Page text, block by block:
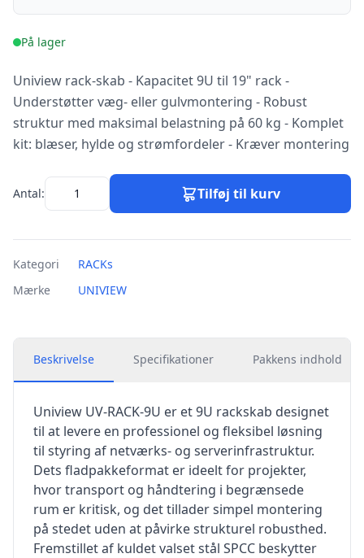
På lager
Uniview rack-skab - Kapacitet 9U til 19" rack -
Understøtter væg- eller gulvmontering - Robust
struktur med maksimal belastning på 60 kg - Komplet
kit: blæser, hylde og strømfordeler - Kræver montering
Antal: Tilføj til kurv
Kategori
RACKs
Mærke
UNIVIEW
Beskrivelse Specifikationer Pakkens indhold
Uniview UV-RACK-9U er et 9U rackskab designet
til at levere en professionel og fleksibel løsning
til styring af netværks- og serverinfrastruktur.
Dets fladpakkeformat er ideelt for projekter,
hvor transport og håndtering i begrænsede
rum er kritisk, og det tillader simpel montering
på stedet uden at påvirke strukturel robusthed.
Fremstillet af kuldet valset stål SPCC beskytter